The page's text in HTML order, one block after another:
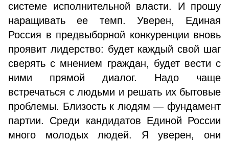
системе исполнительной власти. И прошу
наращивать ее темп. Уверен, Единая
Россия в предвыборной конкуренции вновь
проявит лидерство: будет каждый свой шаг
сверять с мнением граждан, будет вести с
ними прямой диалог. Надо чаще
встречаться с людьми и решать их бытовые
проблемы. Близость к людям — фундамент
партии. Среди кандидатов Единой России
много молодых людей. Я уверен, они